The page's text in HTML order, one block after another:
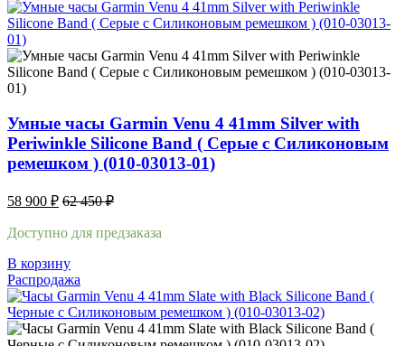
Умные часы Garmin Venu 4 41mm Silver with
Periwinkle Silicone Band ( Серые с Силиконовым
ремешком ) (010-03013-01)
58 900 ₽ 62 450₽
Доступно для предзаказа
В корзину
Распродажа